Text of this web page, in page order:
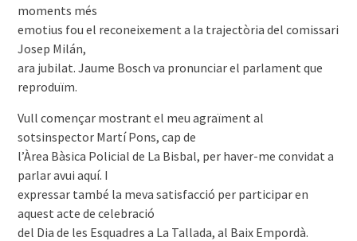
moments més
emotius fou el reconeixement a la trajectòria del comissari
Josep Milán,
ara jubilat. Jaume Bosch va pronunciar el parlament que
reproduïm.
Vull començar mostrant el meu agraïment al
sotsinspector Martí Pons, cap de
l’Àrea Bàsica Policial de La Bisbal, per haver-me convidat a
parlar avui aquí. I
expressar també la meva satisfacció per participar en
aquest acte de celebració
del Dia de les Esquadres a La Tallada, al Baix Empordà.